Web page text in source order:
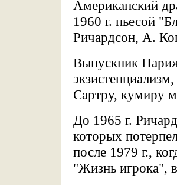
Американский
1960 г. пьесой
Ричардсон, А.
Выпускник
Сартру, кумиру
До 1965 г.
которых
после 1979 г.,
"Жизнь игрока",